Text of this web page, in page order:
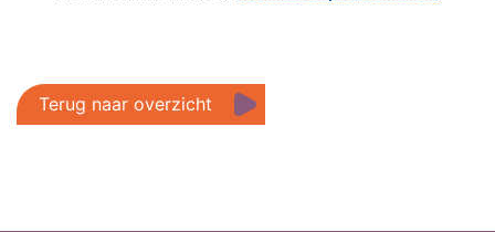
Terug naar overzicht